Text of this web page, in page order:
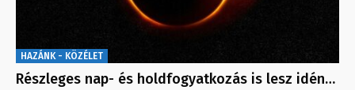
HAZÁNK - KÖZÉLET
Részleges nap- és holdfogyatkozás is lesz idén…